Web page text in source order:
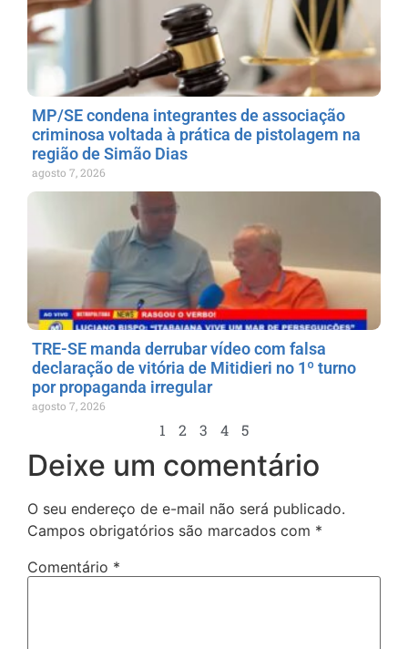
MP/SE condena integrantes de associação
criminosa voltada à prática de pistolagem na
região de Simão Dias
agosto 7, 2026
TRE-SE manda derrubar vídeo com falsa
declaração de vitória de Mitidieri no 1º turno
por propaganda irregular
agosto 7, 2026
1 2 3 4 5
Deixe um comentário
O seu endereço de e-mail não será publicado.
Campos obrigatórios são marcados com *
Comentário *